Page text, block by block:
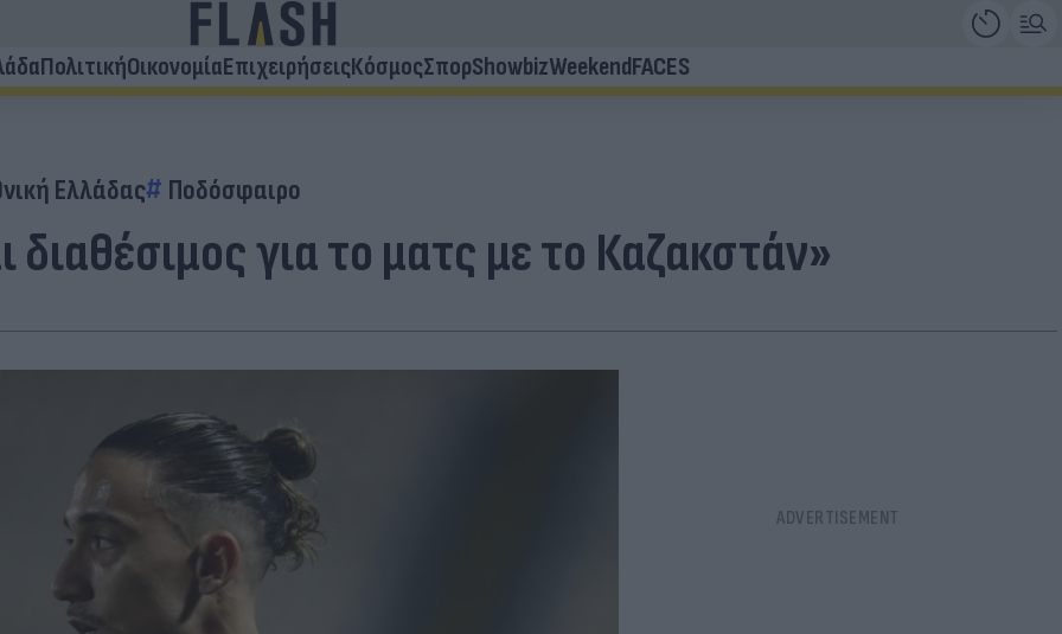
ΠολιτικήΟικονομίαΕπιχειρήσειςΚόσμοςΣπορShowbizWeekendFACES
Ελλάδας Ποδόσφαιρο
διαθέσιμος για το ματς με το Καζακστάν»